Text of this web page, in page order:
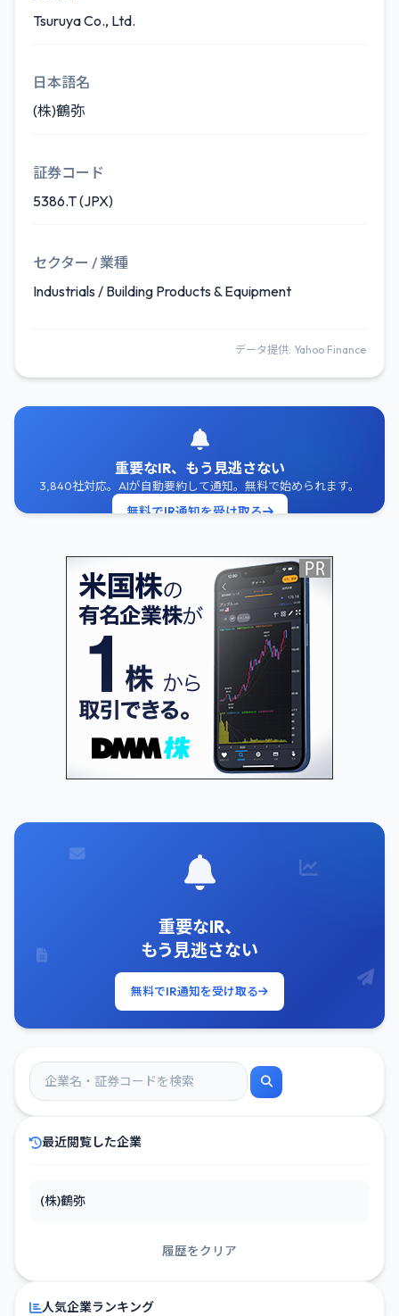
Tsuruya Co., Ltd.
日本語名
(株)鶴弥
証券コード
5386.T (JPX)
セクター / 業種
Industrials / Building Products & Equipment
データ提供: Yahoo Finance
重要なIR、もう見逃さない
3,840社対応。AIが自動要約して通知。無料で始められます。
無料でIR通知を受け取る
重要なIR、
もう見逃さない
無料でIR通知を受け取る
最近閲覧した企業
(株)鶴弥
履歴をクリア
人気企業ランキング